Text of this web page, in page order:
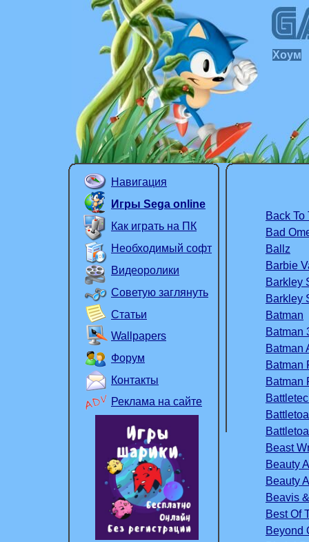
Back To
Bad
Ballz
Barbie
Barkley
Barkley
Batman
Batman
Batman
Batman
Batman
Beast
Beauty
Beauty
Beavis
Best Of
Beyond
Хоум
Навигация
Как играть на ПК
Необходимый софт
Советую заглянуть
Wallpapers
Контакты
Форум
Реклама на сайте
Статьи
Видеоролики
Игры Sega online